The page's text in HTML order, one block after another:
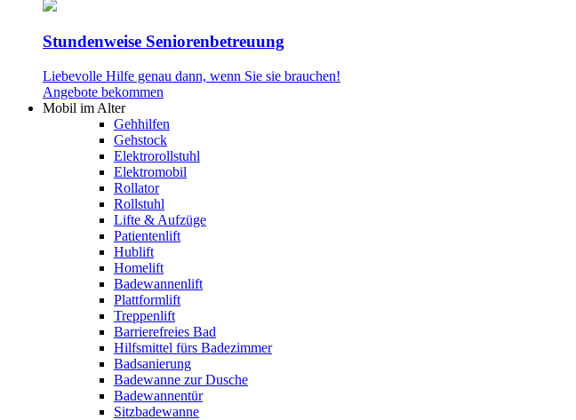
Stundenweise Seniorenbetreuung
Liebevolle Hilfe genau dann, wenn Sie sie brauchen!
Angebote bekommen
Mobil im Alter
Gehhilfen
Gehstock
Elektrorollstuhl
Elektromobil
Rollator
Rollstuhl
Lifte & Aufzüge
Patientenlift
Hublift
Homelift
Badewannenlift
Plattformlift
Treppenlift
Barrierefreies Bad
Hilfsmittel fürs Badezimmer
Badsanierung
Badewanne zur Dusche
Badewannentür
Sitzbadewanne